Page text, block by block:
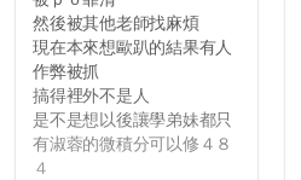
地方，你們在這時候如果不
會學會...
然後被其他老師找麻煩
現在本來想歐趴的結果有人
作弊被抓
搞得裡外不是人
是不是想以後讓學弟妹都只
有淑蓉的微積分可以修４８
４